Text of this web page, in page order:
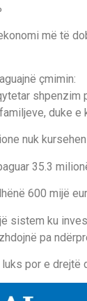
më të
çmimin:
duke
nuk
35.3
600 mijë
sistem ku
pa
por e drejtë